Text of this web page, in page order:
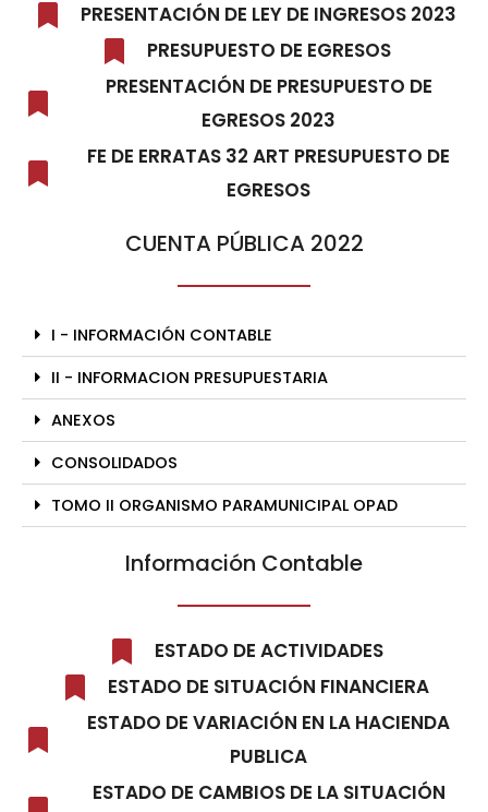
PRESENTACIÓN DE LEY DE INGRESOS 2023
PRESUPUESTO DE EGRESOS
PRESENTACIÓN DE PRESUPUESTO DE
EGRESOS 2023
FE DE ERRATAS 32 ART PRESUPUESTO DE
EGRESOS
CUENTA PÚBLICA 2022
I - INFORMACIÓN CONTABLE
II - INFORMACION PRESUPUESTARIA
ANEXOS
CONSOLIDADOS
TOMO II ORGANISMO PARAMUNICIPAL OPAD
Información Contable
ESTADO DE ACTIVIDADES
ESTADO DE SITUACIÓN FINANCIERA
ESTADO DE VARIACIÓN EN LA HACIENDA
PUBLICA
ESTADO DE CAMBIOS DE LA SITUACIÓN